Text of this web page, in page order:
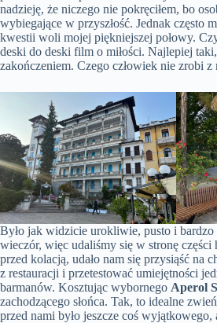
nadzieję, że niczego nie pokręciłem, bo
wybiegające w przyszłość. Jednak często
kwestii woli mojej piękniejszej połowy.
deski do deski film o miłości. Najlepiej
zakończeniem. Czego człowiek nie zrobi
Było jak widzicie urokliwie, pusto i bardzo
wieczór, więc udaliśmy się w stronę części
przed kolacją, udało nam się przysiąść na
z restauracji i przetestować umiejętności
barmanów. Kosztując wybornego Aperol
zachodzącego słońca. Tak, to idealne
przed nami było jeszcze coś